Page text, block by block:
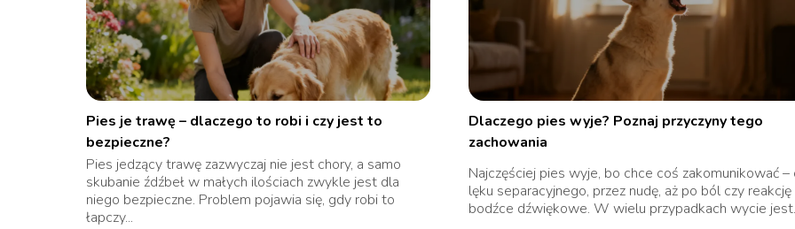
Pies je trawę – dlaczego to robi i czy jest to
bezpieczne?
Pies jedzący trawę zazwyczaj nie jest chory, a samo
skubanie źdźbeł w małych ilościach zwykle jest dla
niego bezpieczne. Problem pojawia się, gdy robi to
łapczy...
Dlaczego pies wyje? Poznaj przyczyny tego
zachowania
Najczęściej pies wyje, bo chce coś zakomunikować –
lęku separacyjnego, przez nudę, aż po ból czy reakcję
bodźce dźwiękowe. W wielu przypadkach wycie